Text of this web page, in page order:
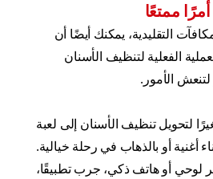
ممتعًا
التقليدية، يمكنك أيضًا أن
الفعلية لتنظيف الأسنان
الأمور.
لتحويل تنظيف الأسنان إلى لعبة
أغنية أو بالذهاب في رحلة خيالية.
لوحي أو هاتف ذكي، جرب تطبيقًا،